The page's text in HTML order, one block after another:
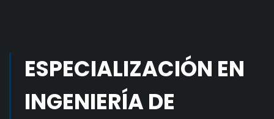
ESPECIALIZACIÓN EN
INGENIERÍA DE